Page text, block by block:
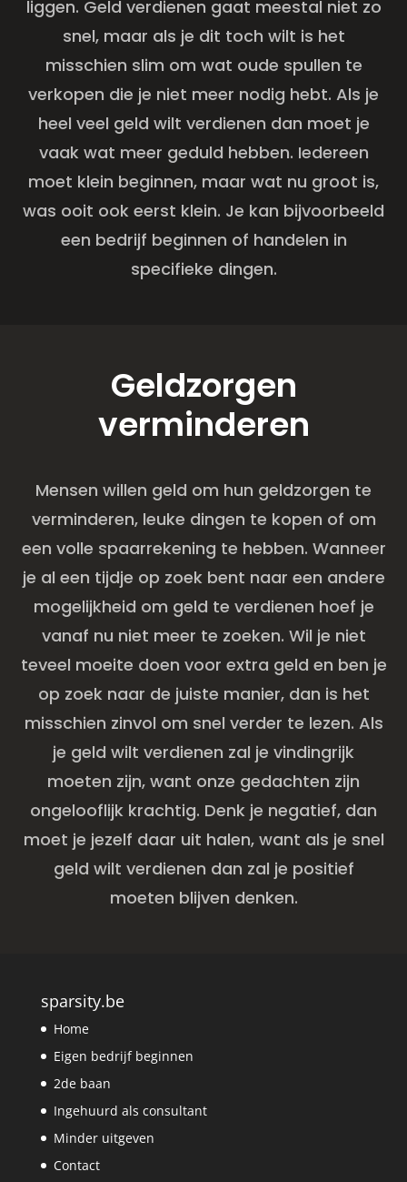
liggen. Geld verdienen gaat meestal niet zo
snel, maar als je dit toch wilt is het
misschien slim om wat oude spullen te
verkopen die je niet meer nodig hebt. Als je
heel veel geld wilt verdienen dan moet je
vaak wat meer geduld hebben. Iedereen
moet klein beginnen, maar wat nu groot is,
was ooit ook eerst klein. Je kan bijvoorbeeld
een bedrijf beginnen of handelen in
specifieke dingen.
Geldzorgen
verminderen
Mensen willen geld om hun geldzorgen te
verminderen, leuke dingen te kopen of om
een volle spaarrekening te hebben. Wanneer
je al een tijdje op zoek bent naar een andere
mogelijkheid om geld te verdienen hoef je
vanaf nu niet meer te zoeken. Wil je niet
teveel moeite doen voor extra geld en ben je
op zoek naar de juiste manier, dan is het
misschien zinvol om snel verder te lezen. Als
je geld wilt verdienen zal je vindingrijk
moeten zijn, want onze gedachten zijn
ongelooflijk krachtig. Denk je negatief, dan
moet je jezelf daar uit halen, want als je snel
geld wilt verdienen dan zal je positief
moeten blijven denken.
sparsity.be
Home
Eigen bedrijf beginnen
2de baan
Ingehuurd als consultant
Minder uitgeven
Contact